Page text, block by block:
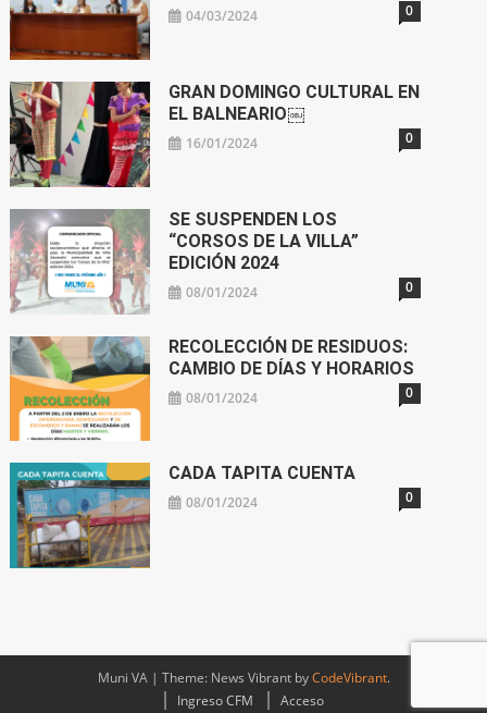
04/03/2024 0
GRAN DOMINGO CULTURAL EN
EL BALNEARIO￼
16/01/2024 0
SE SUSPENDEN LOS
“CORSOS DE LA VILLA”
EDICIÓN 2024
08/01/2024 0
RECOLECCIÓN DE RESIDUOS:
CAMBIO DE DÍAS Y HORARIOS
08/01/2024 0
CADA TAPITA CUENTA
08/01/2024 0
Muni VA | Theme: News Vibrant byCodeVibrant.
Ingreso CFM
Acceso